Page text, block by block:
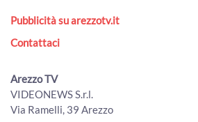
Arezzo Wave Station - Puntata 4
ArezzoTv
Pubblicità su arezzotv.it
Contattaci
Arezzo TV
VIDEONEWS S.r.l.
Via Ramelli, 39 Arezzo